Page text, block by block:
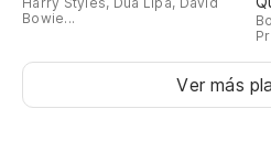
Bowie...
Ver más